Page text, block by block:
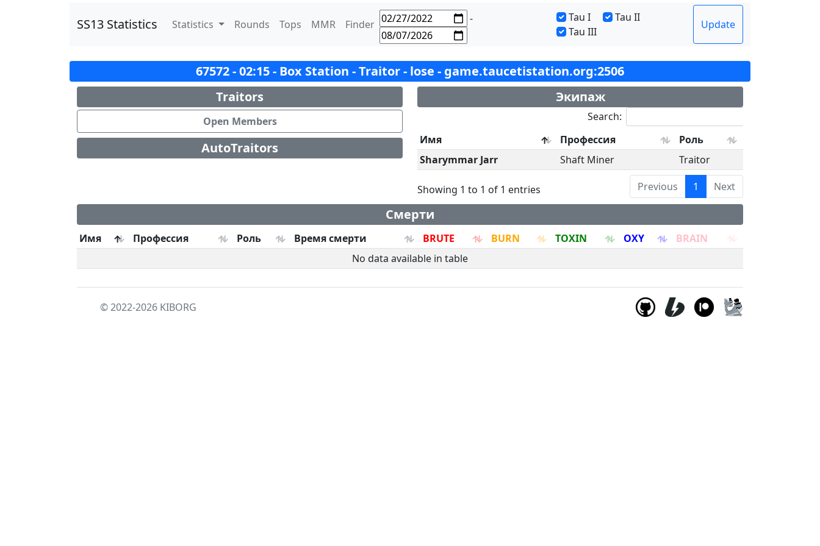
SS13 Statistics Statistics Rounds Tops MMR Finder - Tau I
Tau II
Tau III
Update
67572 - 02:15 - Box Station - Traitor - lose - game.taucetistation.org:2506
Traitors
Open Members
AutoTraitors
Экипаж
Search:
Имя
Профессия
Роль
Sharymmar Jarr
Shaft Miner Traitor
Showing 1 to 1 of 1 entries Previous 1 Next
Смерти
Имя Профессия Роль Время смерти BRUTE BURN TOXIN OXY
BRAIN
No data available in table
© 2022-2026 KIBORG